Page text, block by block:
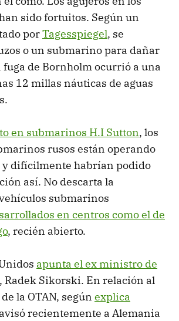
sido fortuitos. Según un
porTagesspiegel, se
o un submarino para dañar
fuga de Bornholm ocurrió a una
12 millas náuticas de aguas
en submarinos H.I Sutton, los
rusos están operando
y difícilmente habrían podido
así. No descarta la
submarinos
en centros como el de
, recién abierto.
apunta el ex ministro de
, Radek Sikorski. En relación al
la OTAN, según explica
recientemente a Alemania